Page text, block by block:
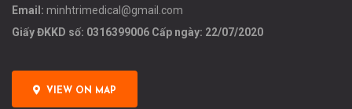
Email: minhtrimedical@gmail.com
Giấy ĐKKD số: 0316399006 Cấp ngày: 22/07/2020
VIEW ON MAP